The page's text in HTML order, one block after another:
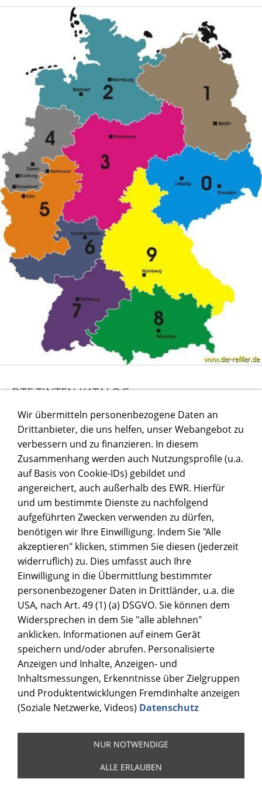
DTF TINTEN KATALOG
Wir übermitteln personenbezogene Daten an
Drittanbieter, die uns helfen, unser Webangebot zu
verbessern und zu finanzieren. In diesem
Zusammenhang werden auch Nutzungsprofile (u.a.
auf Basis von Cookie-IDs) gebildet und
angereichert, auch außerhalb des EWR. Hierfür
und um bestimmte Dienste zu nachfolgend
aufgeführten Zwecken verwenden zu dürfen,
benötigen wir Ihre Einwilligung. Indem Sie "Alle
akzeptieren" klicken, stimmen Sie diesen (jederzeit
widerruflich) zu. Dies umfasst auch Ihre
Einwilligung in die Übermittlung bestimmter
personenbezogener Daten in Drittländer, u.a. die
USA, nach Art. 49 (1) (a) DSGVO. Sie können dem
Widersprechen in dem Sie "alle ablehnen"
anklicken. Informationen auf einem Gerät
speichern und/oder abrufen. Personalisierte
Anzeigen und Inhalte, Anzeigen- und
Inhaltsmessungen, Erkenntnisse über Zielgruppen
und Produktentwicklungen Fremdinhalte anzeigen
(Soziale Netzwerke, Videos) Datenschutz
NUR NOTWENDIGE
ALLE ERLAUBEN